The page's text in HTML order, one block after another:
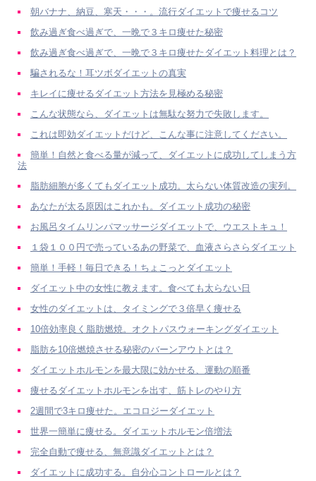
朝バナナ、納豆、寒天・・・。流行ダイエットで痩せるコツ
飲み過ぎ食べ過ぎで、一晩で３キロ痩せた秘密
飲み過ぎ食べ過ぎで、一晩で３キロ痩せたダイエット料理とは？
騙されるな！耳ツボダイエットの真実
キレイに痩せるダイエット方法を見極める秘密
こんな状態なら、ダイエットは無駄な努力で失敗します。
これは即効ダイエットだけど、こんな事に注意してください。
簡単！自然と食べる量が減って、ダイエットに成功してしまう方
法
脂肪細胞が多くてもダイエット成功。太らない体質改造の実列。
あなたが太る原因はこれかも。ダイエット成功の秘密
お風呂タイムリンパマッサージダイエットで、ウエストキュ！
１袋１００円で売っているあの野菜で、血液さらさらダイエット
簡単！手軽！毎日できる！ちょこっとダイエット
ダイエット中の女性に教えます。食べても太らない日
女性のダイエットは、タイミングで３倍早く痩せる
10倍効率良く脂肪燃焼。オクトパスウォーキングダイエット
脂肪を10倍燃焼させる秘密のバーンアウトとは？
ダイエットホルモンを最大限に効かせる、運動の順番
痩せるダイエットホルモンを出す、筋トレのやり方
2週間で3キロ痩せた。エコロジーダイエット
世界一簡単に痩せる。ダイエットホルモン倍増法
完全自動で痩せる、無意識ダイエットとは？
ダイエットに成功する。自分心コントロールとは？